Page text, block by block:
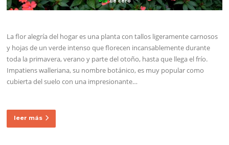
La flor alegría del hogar es una planta con tallos ligeramente carnosos
y hojas de un verde intenso que florecen incansablemente durante
toda la primavera, verano y parte del otoño, hasta que llega el frío.
Impatiens walleriana, su nombre botánico, es muy popular como
cubierta del suelo con una impresionante…
leer más